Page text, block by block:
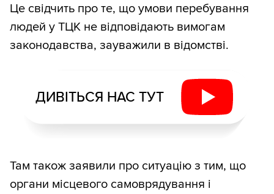
Це свідчить про те, що умови перебування
людей у ТЦК не відповідають вимогам
законодавства, зауважили в відомстві.
ДИВІТЬСЯ НАС ТУТ
Там також заявили про ситуацію з тим, що
органи місцевого самоврядування і